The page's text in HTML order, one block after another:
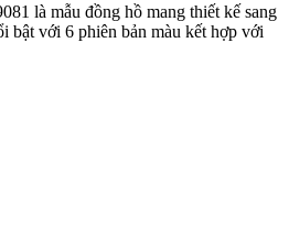
là mẫu đồng hồ mang thiết kế sang
bật với 6 phiên bản màu kết hợp với